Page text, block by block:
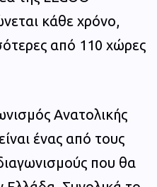
κάθε χρόνο,
από 110 χώρες
Ανατολικής
ένας από τους
που θα